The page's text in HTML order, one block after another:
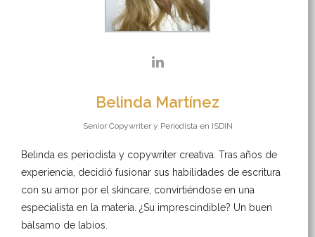
Belinda Martínez
Senior Copywriter y Periodista en ISDIN
Belinda es periodista y copywriter creativa. Tras años de
experiencia, decidió fusionar sus habilidades de escritura
con su amor por el skincare, convirtiéndose en una
especialista en la materia. ¿Su imprescindible? Un buen
bálsamo de labios.